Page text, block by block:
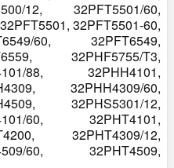
12, 32PFT5501/60,
32PFT5501-60,
60, 32PFT6549,
32PHF5755/T3,
88, 32PHH4101,
32PHH4309/60,
32PHS5301/12,
60, 32PHT4101,
32PHT4309/12,
60, 32PHT4509,